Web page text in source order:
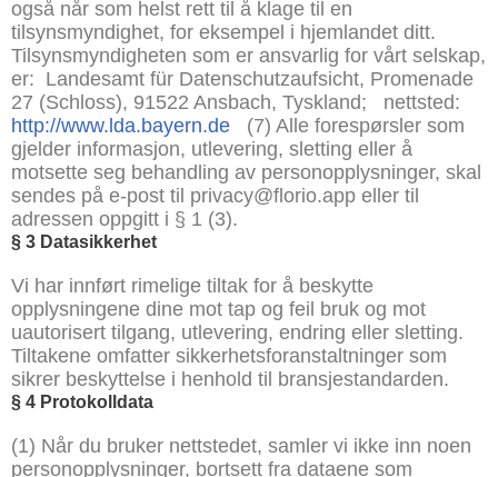
også når som helst rett til å klage til en
tilsynsmyndighet, for eksempel i hjemlandet ditt.
Tilsynsmyndigheten som er ansvarlig for vårt selskap,
er: Landesamt für Datenschutzaufsicht, Promenade
27 (Schloss), 91522 Ansbach, Tyskland;
nettsted:
http://www.lda.bayern.de
(7) Alle forespørsler som
gjelder informasjon, utlevering, sletting eller å
motsette seg behandling av personopplysninger, skal
sendes på e-post til privacy@florio.app eller til
adressen oppgitt i § 1 (3).
§ 3 Datasikkerhet
Vi har innført rimelige tiltak for å beskytte
opplysningene dine mot tap og feil bruk og mot
uautorisert tilgang, utlevering, endring eller sletting.
Tiltakene omfatter sikkerhetsforanstaltninger som
sikrer beskyttelse i henhold til bransjestandarden.
§ 4 Protokolldata
(1) Når du bruker nettstedet, samler vi ikke inn noen
personopplysninger, bortsett fra dataene som